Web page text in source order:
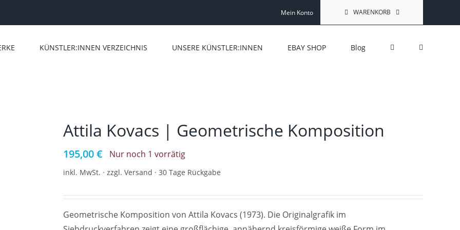
Mein Konto WARENKORB
KÜNSTLER:INNEN VERZEICHNIS UNSERE KÜNSTLER:INNEN EBAY SHOP Blog
Attila Kovacs | Geometrische Komposition
195,00€ Nur noch 1 vorrätig
inkl. MwSt. · zzgl. Versand · 30 Tage Rückgabe
Geometrische Komposition von Attila Kovacs (1973). Die Originalgrafik im